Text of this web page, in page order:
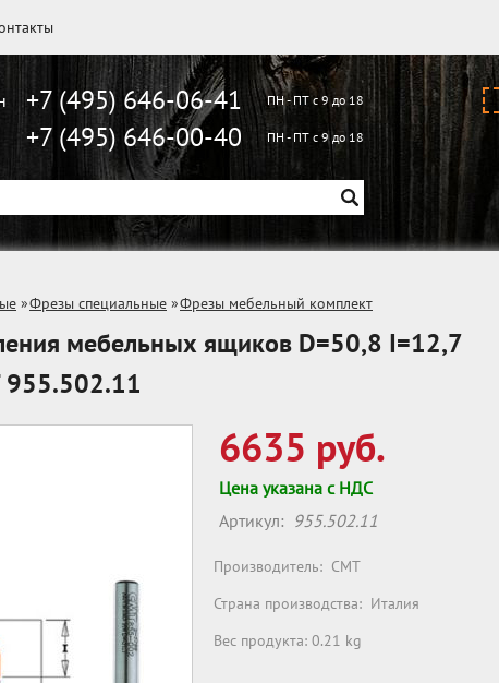
+7 (495) 646-06-41 ПН - ПТ с 9 до 18
+7 (495) 646-00-40 ПН - ПТ с 9 до 18
»Фрезы специальные »Фрезы мебельный комплект
мебельных ящиков D=50,8 I=12,7
955.502.11
6635 руб.
Цена указана с НДС
Артикул: 955.502.11
Производитель: CMT
Страна производства: Италия
Вес продукта: 0.21 kg